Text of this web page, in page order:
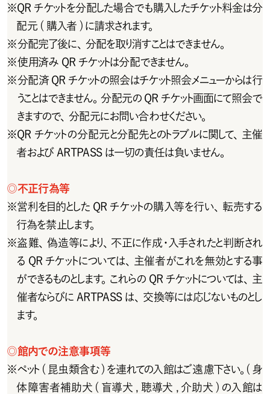
※Q R チ ケットを 分 配した 場 合 で も 購 入した チ ケット料 金 は 分
配元 ( 購入者 ) に請求されます。
※分配完了後に、分配を取り消すことはできません。
※使 用 済 み Q R チ ケットは 分 配 で きませ ん 。
※分 配 済 Q R チ ケットの 照 会 は チ ケット照 会 メニュー からは 行
うことはできません。分配元のQRチケット画面にて照会で
きますので、分配元にお問い合わせください。
※QRチケットの分配元と分配先とのトラブルに関して、主催
者およびARTPASSは一切の責任は負いません。
◎不正行為等
※営利を目的としたQRチケットの購入等を行い、転売する
行為を禁止します。
※盗難、偽造等により、不正に作成・入手されたと判断され
るQRチケットについては、主催者がこれを無効とする事
ができるものとします。これらの QR チケットについては、主
催者ならびにARTPASSは、交換等には応じないものとし
ます。
◎館内での注意事項等
※ペット(昆虫類含む)を連れての入館はご遠慮下さい。(身
体障害者補助犬(盲導犬,聴導犬,介助犬)の入館は